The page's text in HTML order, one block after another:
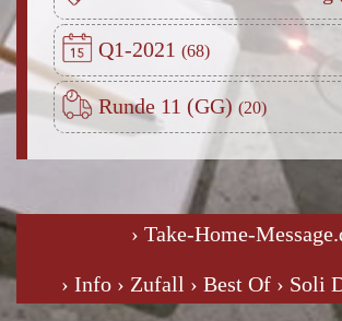
Q1-2021
Runde 11 (GG)
› Take-Home-
› Info › Zufall › Best Of › Soli